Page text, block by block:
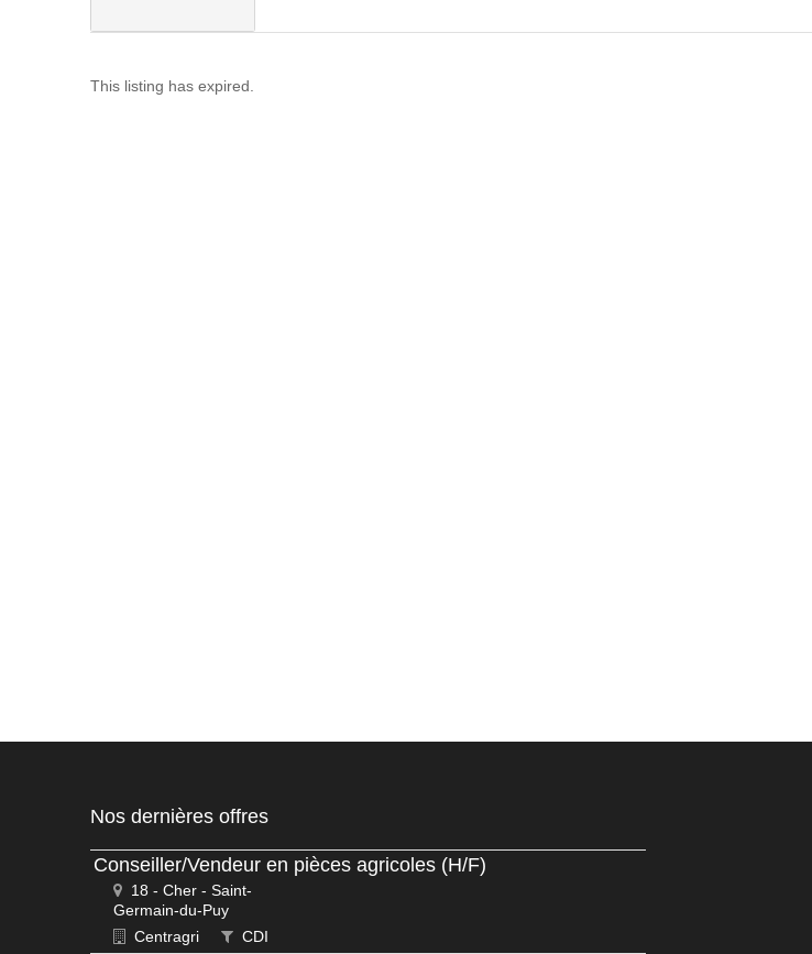
This listing has expired.
Nos dernières offres
Conseiller/Vendeur en pièces agricoles (H/F)
18 - Cher - Saint-
Germain-du-Puy
Centragri
CDI